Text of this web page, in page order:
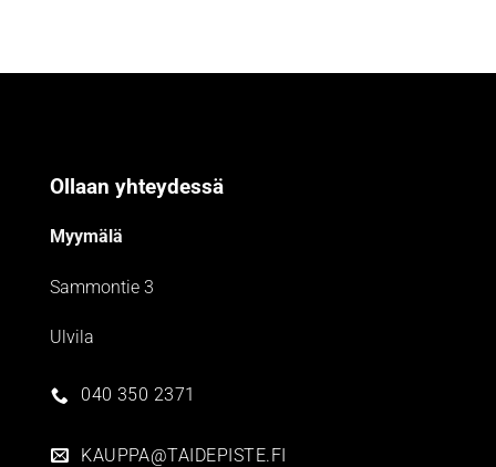
Ollaan yhteydessä
Myymälä
Sammontie 3
Ulvila
040 350 2371
KAUPPA@TAIDEPISTE.FI